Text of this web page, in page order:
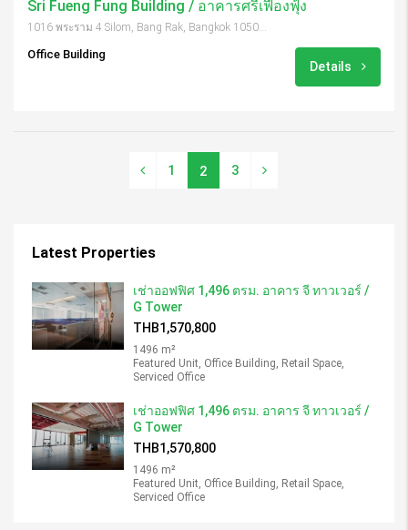
Sri Fueng Fung Building / อาคารศรีเฟื่องฟุ้ง
Office Building
Details
1 2 3
Latest Properties
เช่าออฟฟิศ 1,496 ตรม. อาคาร จี ทาวเวอร์ /
G Tower
THB1,570,800
1496 m²
Featured Unit, Office Building, Retail Space,
Serviced Office
เช่าออฟฟิศ 1,496 ตรม. อาคาร จี ทาวเวอร์ /
G Tower
THB1,570,800
1496 m²
Featured Unit, Office Building, Retail Space,
Serviced Office